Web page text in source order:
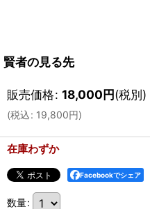
賢者の見る先
販売価格: 18,000円(税別)
(税込: 19,800円)
在庫わずか
Facebookでシェア
数量: